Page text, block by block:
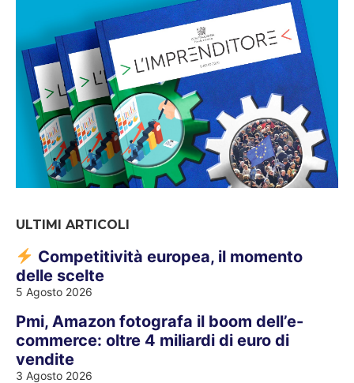
ULTIMI ARTICOLI
Competitività europea, il momento
delle scelte
5 Agosto 2026
Pmi, Amazon fotografa il boom dell’e-
commerce: oltre 4 miliardi di euro di
vendite
3 Agosto 2026